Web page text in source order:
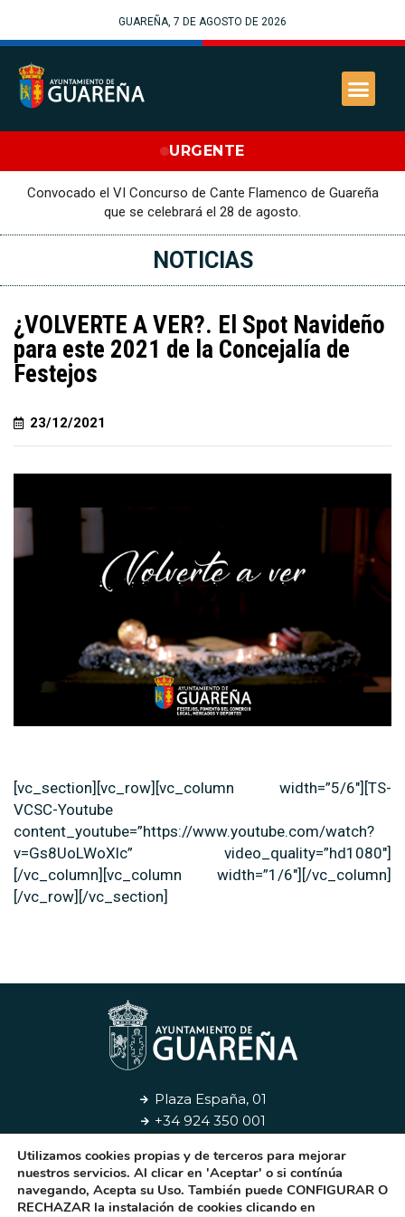
GUAREÑA, 7 DE AGOSTO DE 2026
URGENTE
Convocado el VI Concurso de Cante Flamenco de Guareña
que se celebrará el 28 de agosto.
NOTICIAS
¿VOLVERTE A VER?. El Spot Navideño
para este 2021 de la Concejalía de
Festejos
23/12/2021
[vc_section][vc_row][vc_column width=”5/6″][TS-
VCSC-Youtube
content_youtube=”https://www.youtube.com/watch?
v=Gs8UoLWoXlc” video_quality=”hd1080″]
[/vc_column][vc_column width=”1/6″][/vc_column]
[/vc_row][/vc_section]
Plaza España, 01
+34 924 350 001
Aviso Legal Privacidad Cookies Contacto
Utilizamos cookies propias y de terceros para mejorar
nuestros servicios. Al clicar en 'Aceptar' o si contínúa
navegando, Acepta su Uso. También puede CONFIGURAR O
RECHAZAR la instalación de cookies clicando en